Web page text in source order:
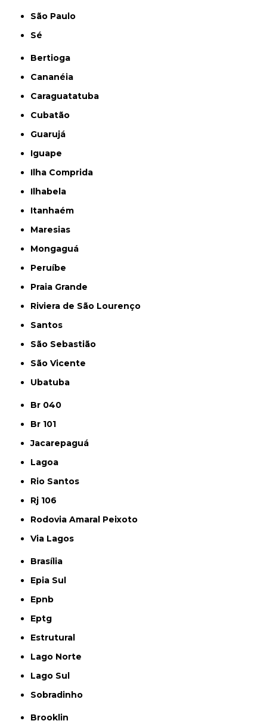
São Paulo
Sé
Bertioga
Cananéia
Caraguatatuba
Cubatão
Guarujá
Iguape
Ilha Comprida
Ilhabela
Itanhaém
Maresias
Mongaguá
Peruíbe
Praia Grande
Riviera de São Lourenço
Santos
São Sebastião
São Vicente
Ubatuba
Br 040
Br 101
Jacarepaguá
Lagoa
Rio Santos
Rj 106
Rodovia Amaral Peixoto
Via Lagos
Brasília
Epia Sul
Epnb
Eptg
Estrutural
Lago Norte
Lago Sul
Sobradinho
Brooklin